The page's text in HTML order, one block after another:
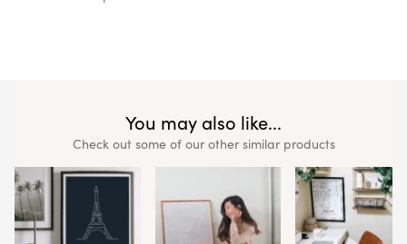
You may also like...
Check out some of our other similar products